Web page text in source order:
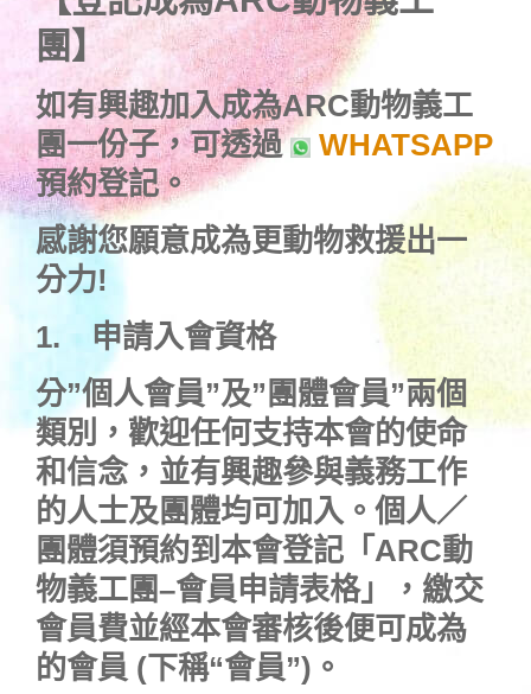
團 】
如有興趣加入成為ARC動物義工
團一份子，可透過
WHATSAPP
預約登記。
感謝您願意成為更動物救援出一
分力!
1. 申請入會資格
分”個人會員”及”團體會員”兩個
類別，歡迎任何支持本會的使命
和信念，並有興趣參與義務工作
的人士及團體均可加入。個人／
團體須預約到本會登記「 ARC動
物義工團–會員申請表格」，繳交
會員費並經本會審核後便可成為
的會員 (下稱“會員”)。